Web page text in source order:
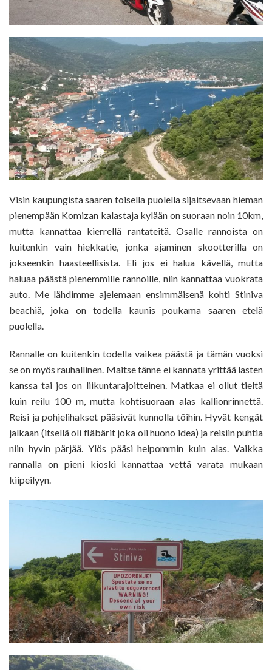
Visin kaupungista saaren toisella puolella sijaitsevaan hieman
pienempään Komizan kalastaja kylään on suoraan noin 10km,
mutta kannattaa kierrellä rantateitä. Osalle rannoista on
kuitenkin vain hiekkatie, jonka ajaminen skootterilla on
jokseenkin haasteellisista. Eli jos ei halua kävellä, mutta
haluaa päästä pienemmille rannoille, niin kannattaa vuokrata
auto. Me lähdimme ajelemaan ensimmäisenä kohti Stiniva
beachiä, joka on todella kaunis poukama saaren etelä
puolella.
Rannalle on kuitenkin todella vaikea päästä ja tämän vuoksi
se on myös rauhallinen. Maitse tänne ei kannata yrittää lasten
kanssa tai jos on liikuntarajoitteinen. Matkaa ei ollut tieltä
kuin reilu 100 m, mutta kohtisuoraan alas kallionrinnettä.
Reisi ja pohjelihakset pääsivät kunnolla töihin. Hyvät kengät
jalkaan (itsellä oli fläbärit joka oli huono idea) ja reisiin puhtia
niin hyvin pärjää. Ylös pääsi helpommin kuin alas. Vaikka
rannalla on pieni kioski kannattaa vettä varata mukaan
kiipeilyyn.